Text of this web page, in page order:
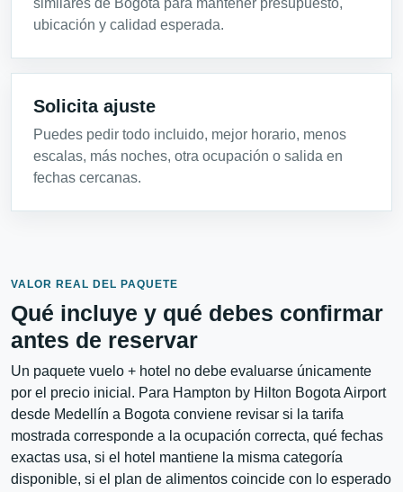
similares de Bogota para mantener presupuesto,
ubicación y calidad esperada.
Solicita ajuste
Puedes pedir todo incluido, mejor horario, menos
escalas, más noches, otra ocupación o salida en
fechas cercanas.
VALOR REAL DEL PAQUETE
Qué incluye y qué debes confirmar
antes de reservar
Un paquete vuelo + hotel no debe evaluarse únicamente
por el precio inicial. Para Hampton by Hilton Bogota Airport
desde Medellín a Bogota conviene revisar si la tarifa
mostrada corresponde a la ocupación correcta, qué fechas
exactas usa, si el hotel mantiene la misma categoría
disponible, si el plan de alimentos coincide con lo esperado